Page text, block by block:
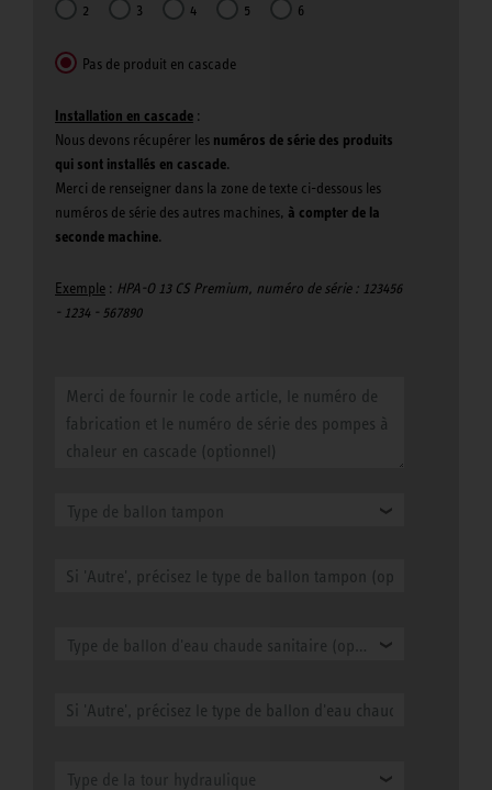
2 3 4 5 6
Pas de produit en cascade
Installation en cascade :
Nous devons récupérer les numéros de série des produits
qui sont installés en cascade.
Merci de renseigner dans la zone de texte ci-dessous les
numéros de série des autres machines, à compter de la
seconde machine.
Exemple : HPA-O 13 CS Premium, numéro de série : 123456
- 1234 - 567890
Type de ballon tampon
Type de ballon d'eau chaude sanitaire (optionnel)
Type de la tour hydraulique